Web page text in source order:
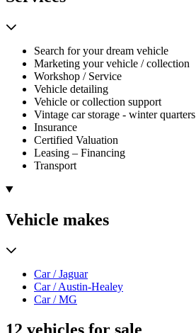
Search for your dream vehicle
Marketing your vehicle / collection
Workshop / Service
Vehicle detailing
Vehicle or collection support
Vintage car storage - winter quarters
Insurance
Certified Valuation
Leasing – Financing
Transport
Vehicle makes
Car / Jaguar
Car / Austin-Healey
Car / MG
12 vehicles for sale